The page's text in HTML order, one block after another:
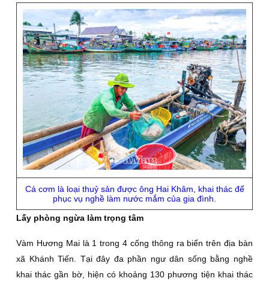
Cá cơm là loại thuỷ sản được ông Hai Khâm, khai thác để
phục vụ nghề làm nước mắm của gia đình.
Lấy phòng ngừa làm trọng tâm
Vàm Hương Mai là 1 trong 4 cống thông ra biển trên địa bàn
xã Khánh Tiến. Tại đây đa phần ngư dân sống bằng nghề
khai thác gần bờ, hiện có khoảng 130 phương tiện khai thác